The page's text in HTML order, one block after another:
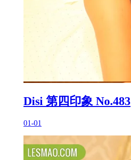
Disi 第四印象 No.483
01-01